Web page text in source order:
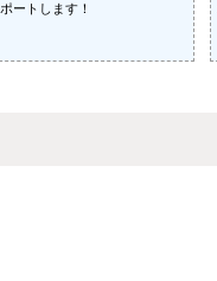
ポートします！